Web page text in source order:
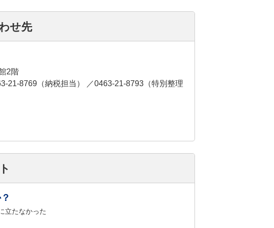
せ先
2階
21-8769（納税担当） ／0463-21-8793（特別整理
立たなかった